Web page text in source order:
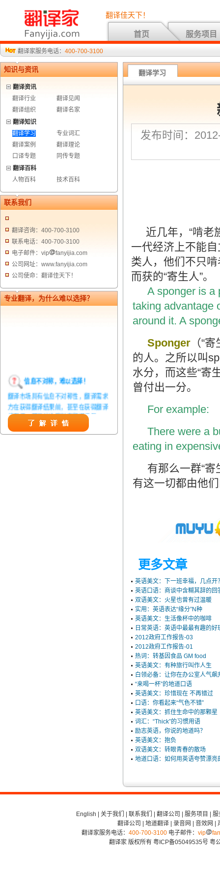
翻译佳天下！
首页 服务项目
翻译家服务电话： 400-700-3100
知识与资讯
翻译资讯
翻译行业
翻译见闻
翻译组织
翻译名家
翻译知识
翻译学习
专业词汇
翻译案例
翻译理论
口译专题
同传专题
翻译百科
人物百科
技术百科
联系我们
翻译咨询：400-700-3100
联系电话：400-700-3100
电子邮件：vip
fanyijia.com
公司网址：www.fanyijia.com
公司使命：翻译佳天下！
专业翻译，为什么难以选择？
信息不对称，难以选择！
翻译市场具有信息不对称性，翻译需求
方在获得翻译结果前，甚至在获得翻译
结果后，都无法准确判定翻译质量。从
而给劣质翻译者提供了一定生存条件，
造成翻译市场鱼龙混杂，难以选择。
翻译学习
发布时间：
近几年，“啃老
一代经济上不能
类人，他们不只
而获的“寄生人”。
A sponger is a
taking advantage
around it. A
Sponger （“
的人。之所以叫
水分，而这些“寄
曾付出一分。
For example:
There were a
eating in
有那么一群“
有这一切都由他
更多文章
英语美文：下一班幸福，几点开
英语口语：商谈中含糊其辞的回
双语美文：火星也曾有过温暖
实用：英语表达“缘分”N种
英语美文：生活像杯中的咖啡
日常英语：英语中最最有趣的好
2012政府工作报告-03
2012政府工作报告-01
热词：转基因食品 GM food
英语美文：有种旅行叫作人生
白领必备：让你在办公室人气飙
“来喝一杯”的地道口语
英语美文：珍惜现在 不再错过
口语：你看起来“气色不错”
英语美文：抓住生命中的那颗星
词汇：“Thick”的习惯用语
励志英语，你说的地道吗？
英语美文：抱负
双语美文：转眼青春的散场
地道口语：如何用英语夸赞漂亮
English 关于我们 联系我们 翻译公司 服务项目
服
翻译公司
地道翻译| 录音网 音效网
翻译家服务电话： 400-700-3100电子邮件： vip
翻译家 版权所有 粤ICP备05049535号 粤